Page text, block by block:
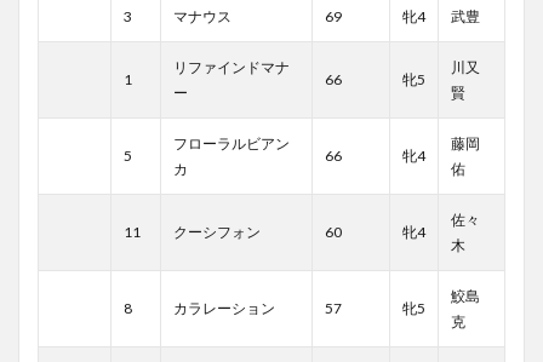
3 マナウス 69 牝4 武豊
1
リファインドマナ
ー
66 牝5
川又
賢
5
フローラルビアン
カ
66 牝4
藤岡
佑
11 クーシフォン 60 牝4
佐々
木
8 カラレーション 57 牝5
鮫島
克